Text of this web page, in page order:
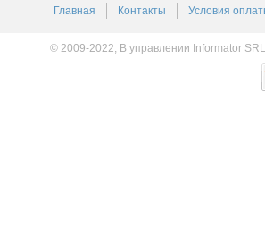
Главная Контакты Условия
© 2009-2022, В управлении Informator SRL